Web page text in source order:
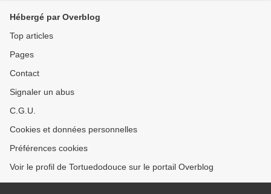
Hébergé par Overblog
Top articles
Pages
Contact
Signaler un abus
C.G.U.
Cookies et données personnelles
Préférences cookies
Voir le profil de Tortuedodouce sur le portail Overblog